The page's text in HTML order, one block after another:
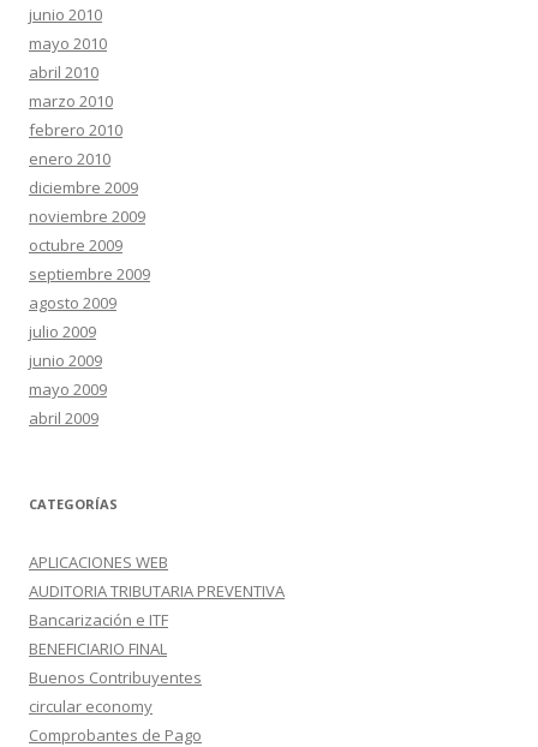
junio 2010
mayo 2010
abril 2010
marzo 2010
febrero 2010
enero 2010
diciembre 2009
noviembre 2009
octubre 2009
septiembre 2009
agosto 2009
julio 2009
junio 2009
mayo 2009
abril 2009
CATEGORÍAS
APLICACIONES WEB
AUDITORIA TRIBUTARIA PREVENTIVA
Bancarización e ITF
BENEFICIARIO FINAL
Buenos Contribuyentes
circular economy
Comprobantes de Pago